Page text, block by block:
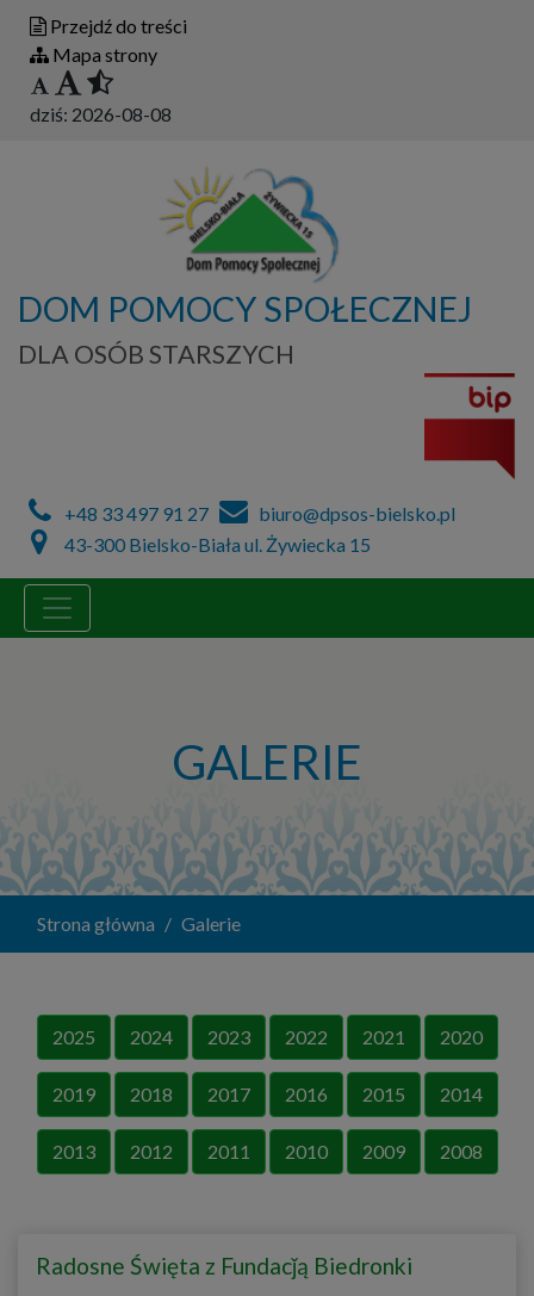
Przejdź do treści
Mapa strony
dziś: 2026-08-08
DOM POMOCY SPOŁECZNEJ
DLA OSÓB STARSZYCH
+48 33 497 91 27
biuro@dpsos-bielsko.pl
43-300 Bielsko-Biała ul. Żywiecka 15
GALERIE
Strona główna Galerie
2025 2024 2023 2022 2021 2020
2019 2018 2017 2016 2015 2014
2013 2012 2011 2010 2009 2008
Radosne Święta z Fundacǰą Biedronki